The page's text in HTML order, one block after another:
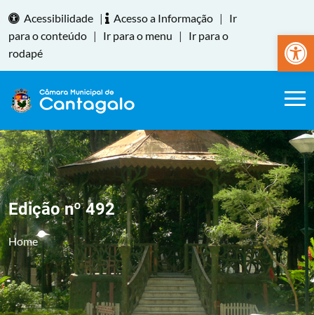
Abrir
Acessibilidade | Acesso a Informação |
Ir
para o conteúdo | Ir para o menu |
Ir para o
rodapé
Edição nº 492
Home